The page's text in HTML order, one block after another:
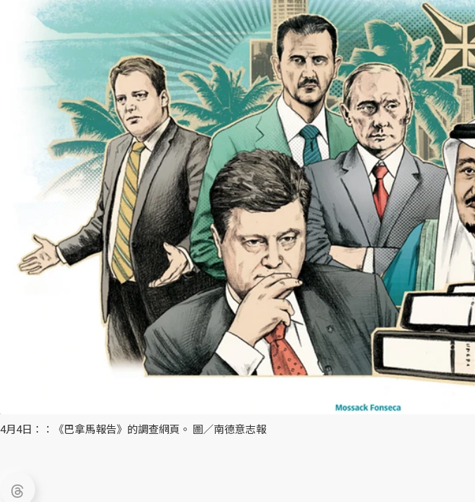
4月4日：：《巴拿馬報告》的調查網頁。 圖／南德意志報